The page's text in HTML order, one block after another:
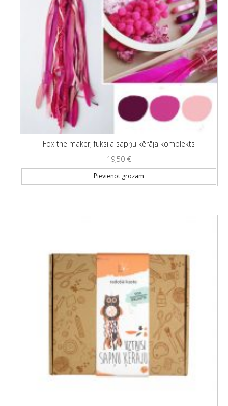
Fox the maker, fuksija sapņu ķērāja komplekts
19,50 €
Pievienot grozam